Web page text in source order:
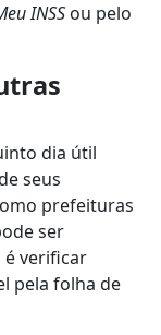
INSS ou pelo
dia útil
seus
prefeituras
ser
é verificar
pela folha de